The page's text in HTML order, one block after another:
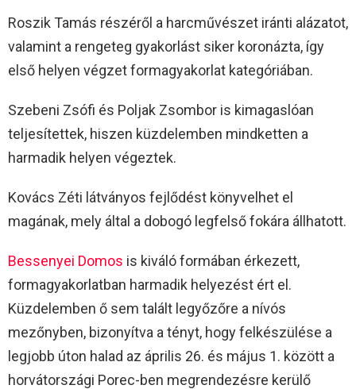
Roszik Tamás részéről a harcművészet iránti alázatot,
valamint a rengeteg gyakorlást siker koronázta, így
első helyen végzet formagyakorlat kategóriában.
Szebeni Zsófi és Poljak Zsombor is kimagaslóan
teljesítettek, hiszen küzdelemben mindketten a
harmadik helyen végeztek.
Kovács Zéti látványos fejlődést könyvelhet el
magának, mely által a dobogó legfelső fokára állhatott.
Bessenyei Domos is kiváló formában érkezett,
formagyakorlatban harmadik helyezést ért el.
Küzdelemben ő sem talált legyőzőre a nívós
mezőnyben, bizonyítva a tényt, hogy felkészülése a
legjobb úton halad az április 26. és május 1. között a
horvátországi Porec-ben megrendezésre kerülő